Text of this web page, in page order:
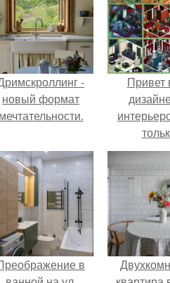
-
новый формат
мечтательности.
Привет
в